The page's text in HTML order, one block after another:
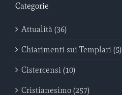
Categorie
Attualità (36)
Chiarimenti sui Templari (5)
Cistercensi (10)
Cristianesimo (257)